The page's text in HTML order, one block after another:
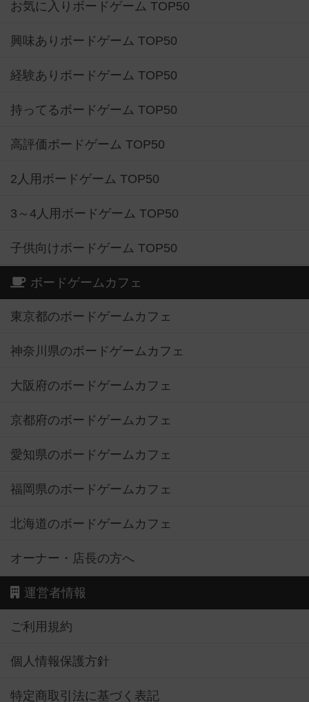
お気に入りボードゲーム TOP50
興味ありボードゲーム TOP50
経験ありボードゲーム TOP50
持ってるボードゲーム TOP50
高評価ボードゲーム TOP50
2人用ボードゲーム TOP50
3～4人用ボードゲーム TOP50
子供向けボードゲーム TOP50
ボードゲームカフェ
東京都のボードゲームカフェ
神奈川県のボードゲームカフェ
大阪府のボードゲームカフェ
京都府のボードゲームカフェ
愛知県のボードゲームカフェ
福岡県のボードゲームカフェ
北海道のボードゲームカフェ
オーナー・店長の方へ
運営者情報
ご利用規約
個人情報保護方針
特定商取引法に基づく表記